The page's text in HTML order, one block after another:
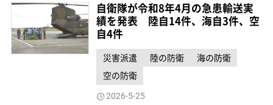
自衛隊が令和8年4月の急患輸送実
績を発表 陸自14件、海自3件、空
自4件
災害派遣 陸の防衛
海の防衛
空の防衛
2026-5-25